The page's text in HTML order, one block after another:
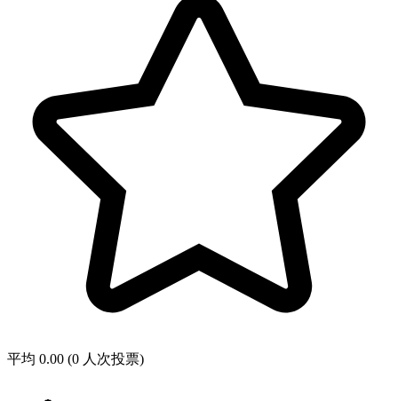
平均 0.00 (0 人次投票)